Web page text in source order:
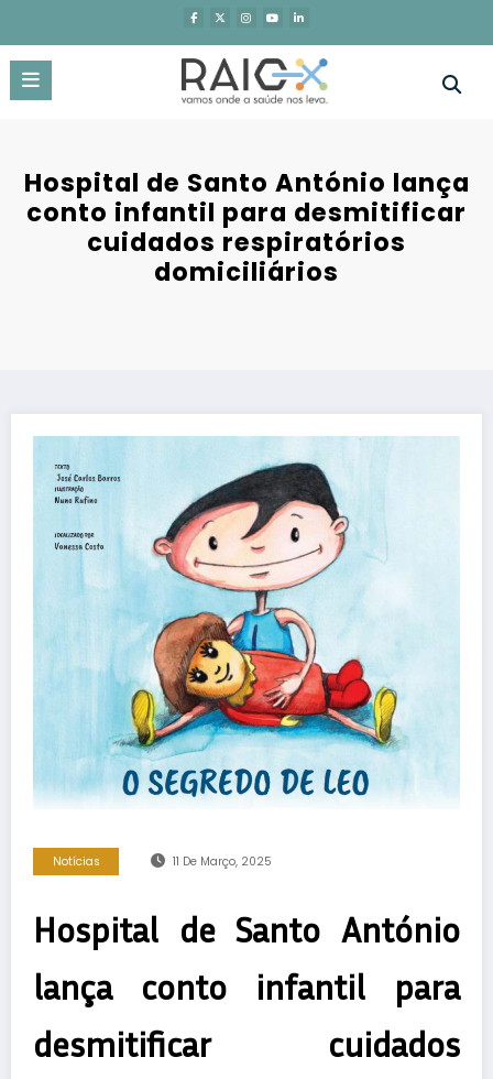
o
conteúdo
Hospital de Santo António lança
conto infantil para desmitificar
cuidados respiratórios
domiciliários
Notícias 11 De Março, 2025
Hospital de Santo António
lança conto infantil para
desmitificar cuidados